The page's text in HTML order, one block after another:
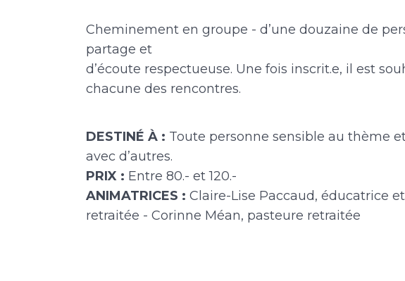
Cheminement en groupe - d’une douzaine de
partage et
d’écoute respectueuse. Une fois inscrit.e, il est
chacune des rencontres.
DESTINÉ À : Toute personne sensible au thème
avec d’autres.
PRIX : Entre 80.- et 120.-
ANIMATRICES : Claire-Lise Paccaud, éducatrice
retraitée - Corinne Méan, pasteure retraitée